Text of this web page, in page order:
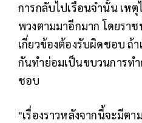
การกลับไปเรือนจำนั้น เห
พวงตามมาอีกมาก โดยร
เกี่ยวข้องต้องรับผิดชอบ ถ้
กันทำย่อมเป็นขบวนการท
ชอบ
"เรื่องราวหลังจากนี้จะมีตา